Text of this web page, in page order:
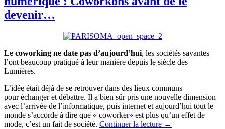
devenir…
Le coworking ne date pas d’aujourd’hui, les sociétés savantes
l’ont beaucoup pratiqué à leur manière depuis le siècle des
Lumières.
L’idée était déjà de se retrouver dans des lieux communs
pour échanger et débattre. Il a bien sûr pris une nouvelle dimension
avec l’arrivée de l’informatique, puis internet et aujourd’hui tout le
monde s’accorde à dire que « coworker» est plus qu’un effet de
mode, c’est un fait de société. Continuer la lecture →